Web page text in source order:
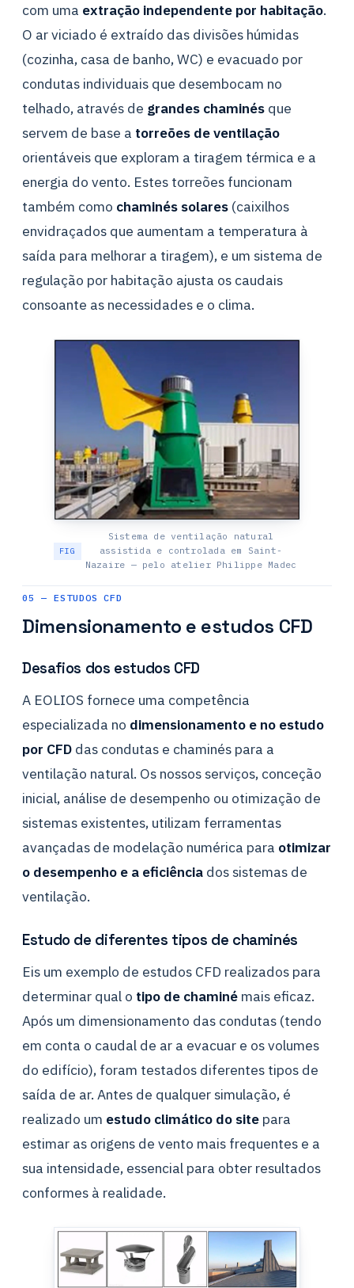
com uma extração independente por habitação.
O ar viciado é extraído das divisões húmidas
(cozinha, casa de banho, WC) e evacuado por
condutas individuais que desembocam no
telhado, através de grandes chaminés que
servem de base a torreões de ventilação
orientáveis que exploram a tiragem térmica e a
energia do vento. Estes torreões funcionam
também como chaminés solares (caixilhos
envidraçados que aumentam a temperatura à
saída para melhorar a tiragem), e um sistema de
regulação por habitação ajusta os caudais
consoante as necessidades e o clima.
Sistema de ventilação natural
assistida e controlada em Saint-
Nazaire — pelo atelier Philippe Madec
05 — ESTUDOS CFD
Dimensionamento e estudos CFD
Desafios dos estudos CFD
A EOLIOS fornece uma competência
especializada no dimensionamento e no estudo
por CFD das condutas e chaminés para a
ventilação natural. Os nossos serviços, conceção
inicial, análise de desempenho ou otimização de
sistemas existentes, utilizam ferramentas
avançadas de modelação numérica para otimizar
o desempenho e a eficiência dos sistemas de
ventilação.
Estudo de diferentes tipos de chaminés
Eis um exemplo de estudos CFD realizados para
determinar qual o tipo de chaminé mais eficaz.
Após um dimensionamento das condutas (tendo
em conta o caudal de ar a evacuar e os volumes
do edifício), foram testados diferentes tipos de
saída de ar. Antes de qualquer simulação, é
realizado um estudo climático do site para
estimar as origens de vento mais frequentes e a
sua intensidade, essencial para obter resultados
conformes à realidade.